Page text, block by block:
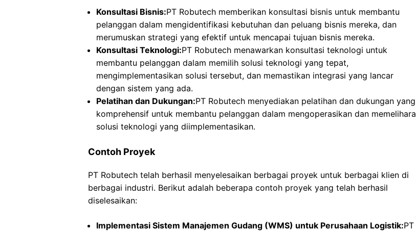
Konsultasi Bisnis:PT Robutech memberikan konsultasi bisnis untuk membantu
pelanggan dalam mengidentifikasi kebutuhan dan peluang bisnis mereka, dan
merumuskan strategi yang efektif untuk mencapai tujuan bisnis mereka.
Konsultasi Teknologi:PT Robutech menawarkan konsultasi teknologi untuk
membantu pelanggan dalam memilih solusi teknologi yang tepat,
mengimplementasikan solusi tersebut, dan memastikan integrasi yang lancar
dengan sistem yang ada.
Pelatihan dan Dukungan:PT Robutech menyediakan pelatihan dan dukungan yang
komprehensif untuk membantu pelanggan dalam mengoperasikan dan memelihara
solusi teknologi yang diimplementasikan.
Contoh Proyek
PT Robutech telah berhasil menyelesaikan berbagai proyek untuk berbagai klien di
berbagai industri. Berikut adalah beberapa contoh proyek yang telah berhasil
diselesaikan:
Implementasi Sistem Manajemen Gudang (WMS) untuk Perusahaan Logistik:PT